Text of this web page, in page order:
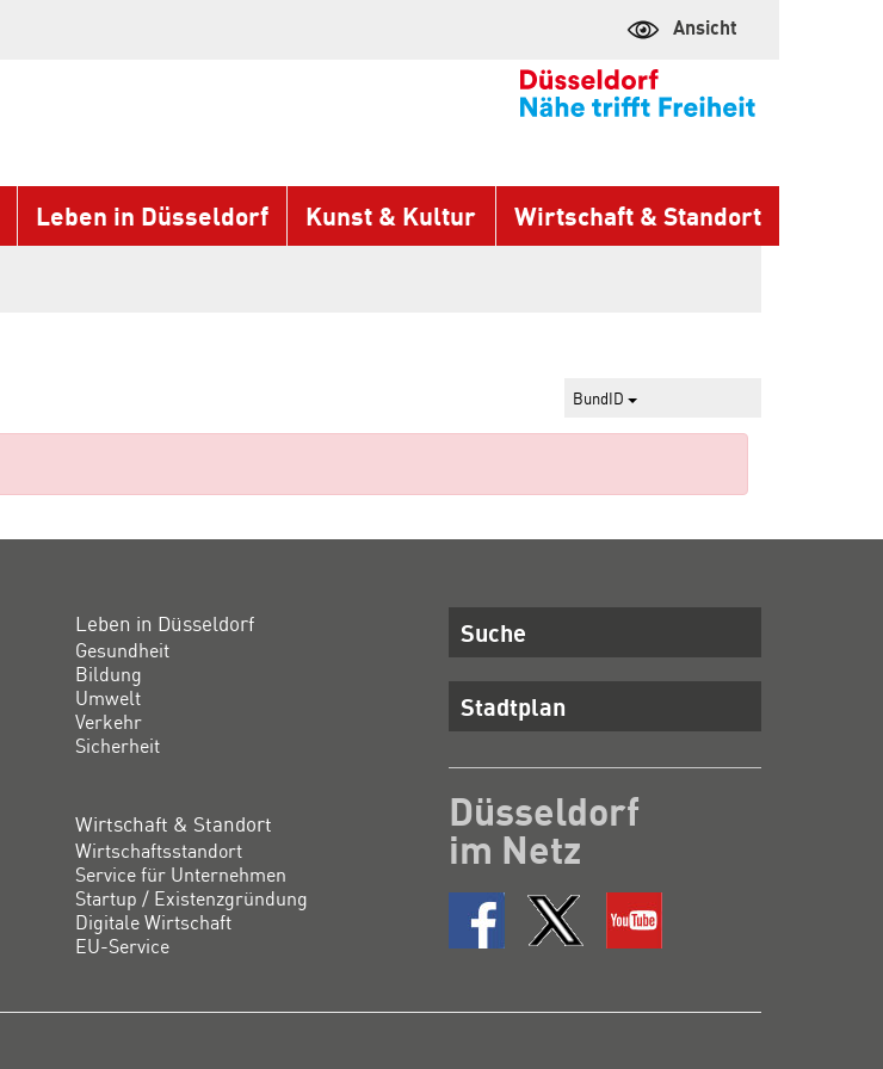
Ansicht
Leben in Düsseldorf Kunst & Kultur Wirtschaft & Standort
BundID
Leben in Düsseldorf
Gesundheit
Bildung
Umwelt
Verkehr
Sicherheit
Wirtschaft & Standort
Wirtschaftsstandort
Service für Unternehmen
Startup / Existenzgründung
Digitale Wirtschaft
EU-Service
Suche
Stadtplan
Düsseldorf
im Netz